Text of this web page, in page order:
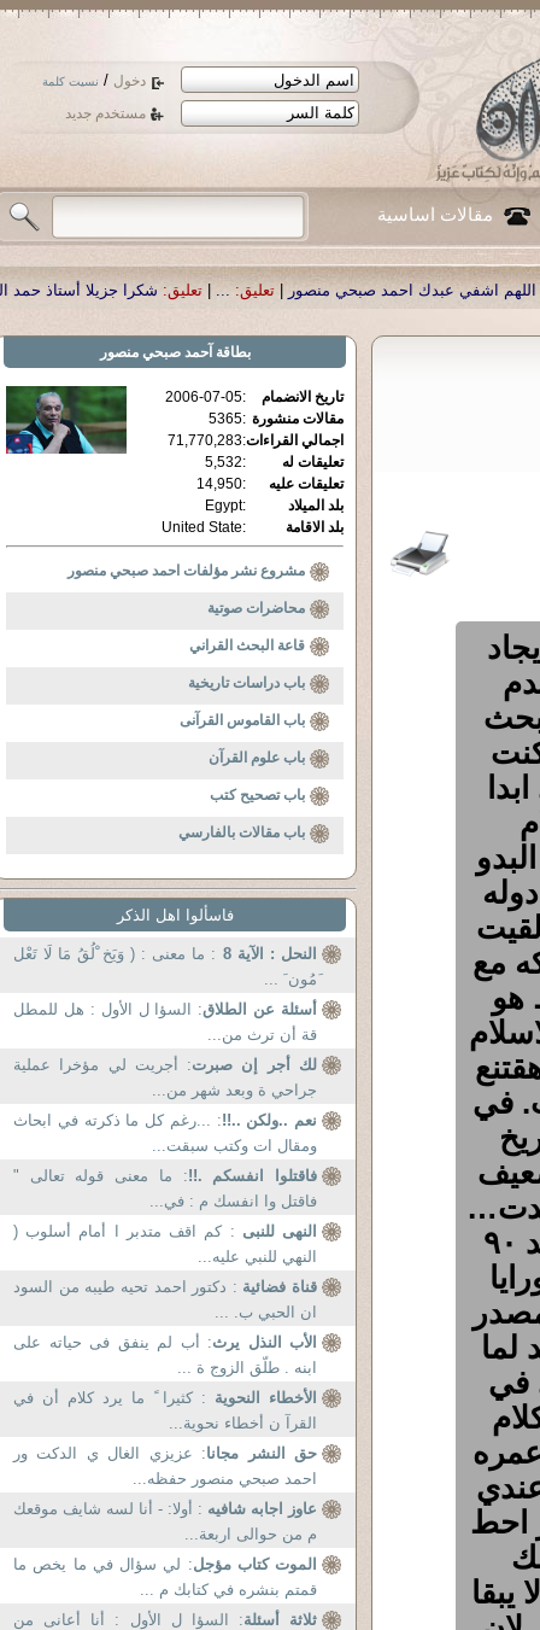
دخول / نسيت كلمة
مستخدم جديد
مقالات اساسية
صبحي منصور|تعليق: ...
|تعليق: شكرا جزيلا أستاذ حمد الحمد .أكرمكم الله .|
بحث
مع
هو
في
لحد لما عرفت قصه ان الاحديث كتبت بعد ٩٠
لما
في
احط
يبقا
بطاقة آحمد صبحي منصور
تاريخ الانضمام :
2006-07-05
مقالات منشورة :
5365
اجمالي القراءات:
71,770,283
تعليقات له
:
5,532
تعليقات عليه
:
14,950
بلد الميلاد
:
Egypt
بلد الاقامة
:
United State
مشروع نشر مؤلفات احمد صبحي منصور
محاضرات صوتية
قاعة البحث القراني
باب دراسات تاريخية
باب القاموس القرآنى
باب علوم القرآن
باب تصحيح كتب
باب مقالات بالفارسي
فاسألوا اهل الذكر
النحل : الآية 8
: ما معنى : ( وَيَخ ْلُقُ مَا لَا تَعْل
َمُون َ ...
أسئلة عن الطلاق: السؤا ل الأول : هل للمطل
قة أن ترث من...
لك أجر إن صبرت: أجريت لي مؤخرا عملية
جراحي ة وبعد شهر من...
نعم ..ولكن ..!!: ...رغم كل ما ذكرته في ابحاث
ومقال ات وكتب سبقت...
فاقتلوا انفسكم .!!: ما معنى قوله تعالى "
فاقتل وا انفسك م : في...
النهى للنبى : كم اقف متدبر ا أمام أسلوب (
النهي للنبي عليه...
قناة فضائية : دكتور احمد تحيه طيبه من السود
ان الحبي ب. ...
الأب النذل يرث: أب لم ينفق فى حياته على
ابنه . طلّق الزوج ة ...
الأخطاء النحوية : كثيرا ً ما يرد كلام أن في
القرآ ن أخطاء نحوية...
حق النشر مجانا: عزيزي الغال ي الدكت ور
احمد صبحي منصور حفظه...
عاوز اجابه شافيه : أولا: - أنا لسه شايف موقعك
م من حوالى اربعة...
الموت كتاب مؤجل: لي سؤال في ما يخص ما
قمتم بنشره في كتابك م ...
ثلاثة أسئلة: السؤا ل الأول : أنا أعانى من